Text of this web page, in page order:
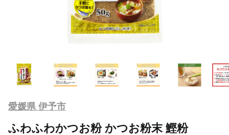
愛媛県 伊予市
ふわふわかつお粉 かつお粉末 鰹粉